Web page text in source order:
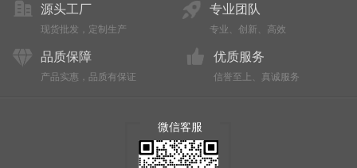
源头工厂
现货批发，定制生产
专业团队
专业、创新、高效
品质保障
产品实惠，品质有保证
优质服务
信誉至上、真诚服务
微信客服